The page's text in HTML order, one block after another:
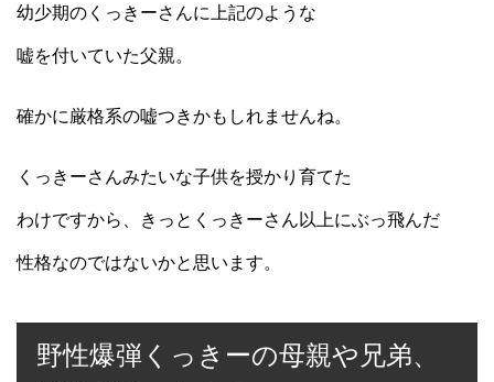
幼少期のくっきーさんに上記のような
嘘を付いていた父親。
確かに厳格系の嘘つきかもしれませんね。
くっきーさんみたいな子供を授かり育てた
わけですから、きっとくっきーさん以上にぶっ飛んだ
性格なのではないかと思います。
野性爆弾くっきーの母親や兄弟、